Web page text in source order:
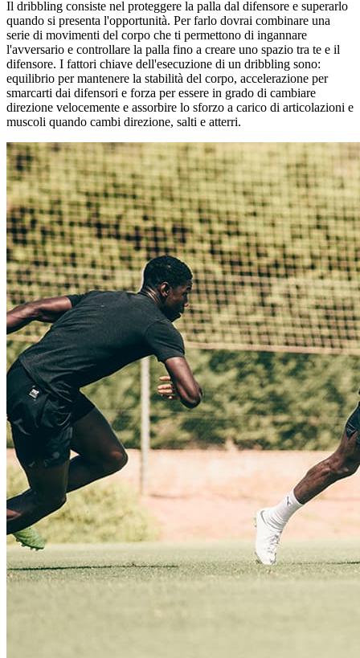
Il dribbling consiste nel proteggere la palla dal difensore e superarlo
quando si presenta l'opportunità. Per farlo dovrai combinare una
serie di movimenti del corpo che ti permettono di ingannare
l'avversario e controllare la palla fino a creare uno spazio tra te e il
difensore. I fattori chiave dell'esecuzione di un dribbling sono:
equilibrio per mantenere la stabilità del corpo, accelerazione per
smarcarti dai difensori e forza per essere in grado di cambiare
direzione velocemente e assorbire lo sforzo a carico di articolazioni e
muscoli quando cambi direzione, salti e atterri.